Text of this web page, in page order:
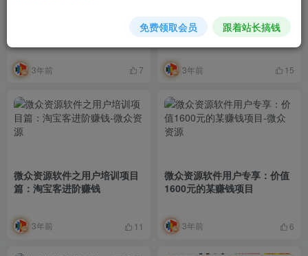
3年前 7
微众资源软件正式推出永久
版！
3年前 15
微众资源软件之用户培训项目
篇：淘宝客进阶赚钱
3年前 11
微众资源软件用户专享：价值
1600元的某赚钱项目
3年前 6
免费领取会员 跟着站长搞钱